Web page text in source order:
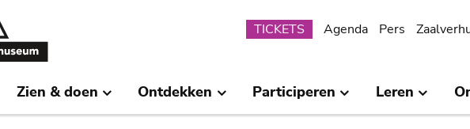
Submenu
TICKETS Agenda Pers
Zien & doen Ontdekken Participeren Leren